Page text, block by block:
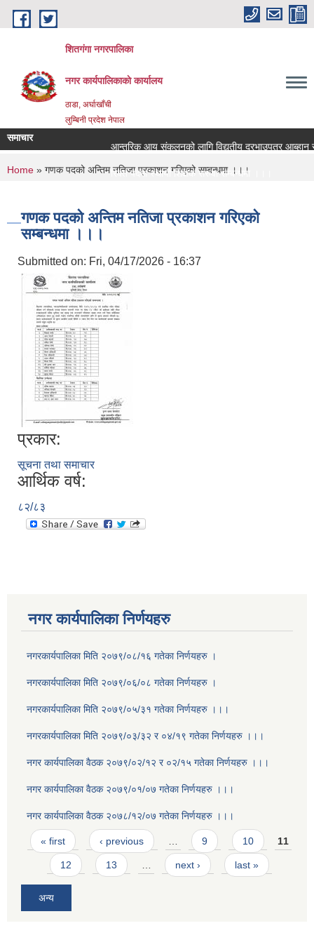
Skip to main content
शितगंगा नगरपालिका
नगर कार्यपालिकाकाे कार्यालय
ठाडा, अर्घाखाँची
लुम्बिनी प्रदेश नेपाल
समाचार
आन्तरिक आय संकलनको लागि विद्युतीय दरभाउपत्र आब्हान
रिक्त पदमा स्थायी शिक्षक सरुवा सम्बन्धमा ।।।
You are here
Home » गणक पदको अन्तिम नतिजा प्रकाशन गरिएको सम्बन्धमा ।।।
गणक पदको अन्तिम नतिजा प्रकाशन गरिएको
सम्बन्धमा ।।।
Submitted on: Fri, 04/17/2026 - 16:37
प्रकार:
सूचना तथा समाचार
आर्थिक वर्ष:
८२/८३
नगर कार्यपालिका निर्णयहरु
नगरकार्यपालिका मिति २०७९/०८/१६ गतेका निर्णयहरु ।
नगरकार्यपालिका मिति २०७९/०६/०८ गतेका निर्णयहरु ।
नगरकार्यपालिका मिति २०७९/०५/३१ गतेका निर्णयहरु ।।।
नगरकार्यपालिका मिति २०७९/०३/३२ र ०४/१९ गतेका निर्णयहरु ।।।
नगर कार्यपालिका वैठक २०७९/०२/१२ र ०२/१५ गतेका निर्णयहरु ।।।
नगर कार्यपालिका वैठक २०७९/०१/०७ गतेका निर्णयहरु ।।।
नगर कार्यपालिका वैठक २०७८/१२/०७ गतेका निर्णयहरु ।।।
Pages
« first ‹ previous … 9 10 11
12 13 … next › last »
अन्य